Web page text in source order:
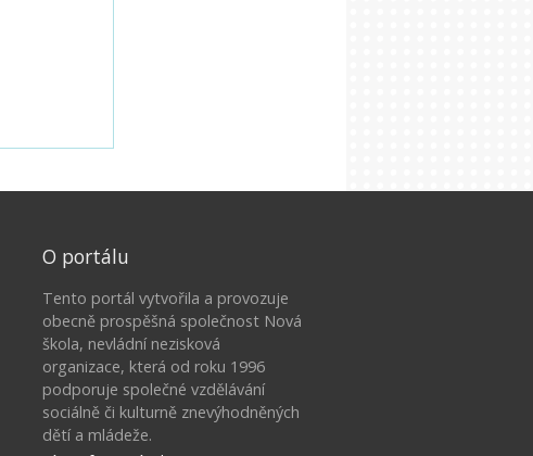
O portálu
Tento portál vytvořila a provozuje
obecně prospěšná společnost Nová
škola, nevládní nezisková
organizace, která od roku 1996
podporuje společné vzdělávání
sociálně či kulturně znevýhodněných
dětí a mládeže.